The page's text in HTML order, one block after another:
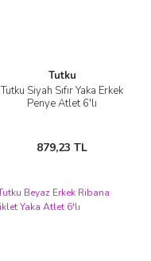
Tutku
Tutku Siyah Sıfır Yaka Erkek
Penye Atlet 6'lı
879,23 TL